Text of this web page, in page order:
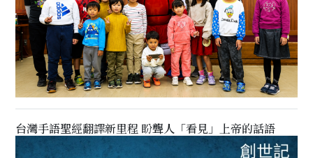
台灣手語聖經翻譯新里程 盼聾人「看見」上帝的話語